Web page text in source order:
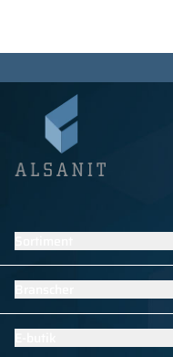
Skåp
Sanitära kabiner
Kontraktsmöbler
Möbler för skolor och
Bassängutrustning